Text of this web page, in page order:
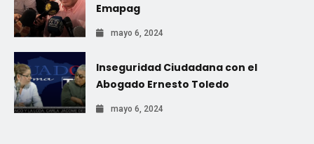
Emapag
mayo 6, 2024
Inseguridad Ciudadana con el
Abogado Ernesto Toledo
mayo 6, 2024